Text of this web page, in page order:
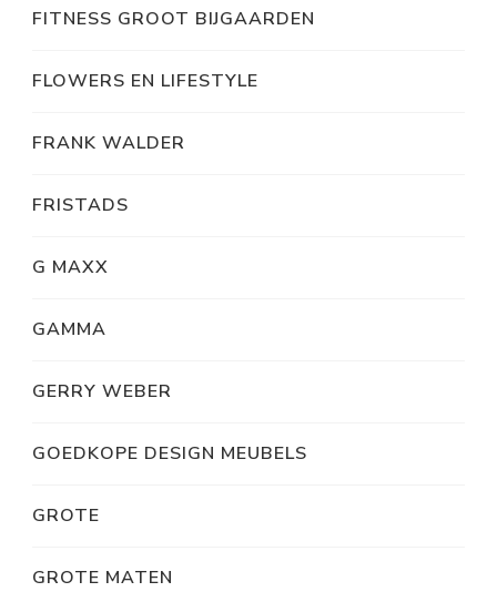
FITNESS GROOT BIJGAARDEN
FLOWERS EN LIFESTYLE
FRANK WALDER
FRISTADS
G MAXX
GAMMA
GERRY WEBER
GOEDKOPE DESIGN MEUBELS
GROTE
GROTE MATEN